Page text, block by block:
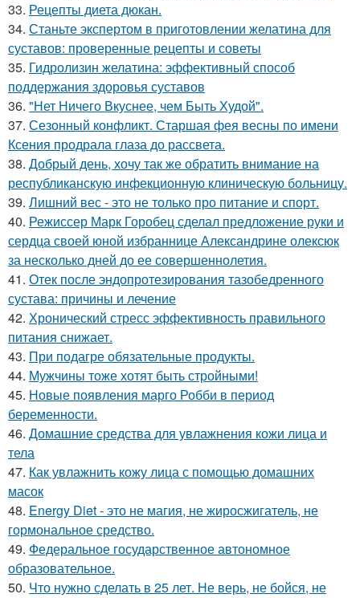
33. Рецепты диета дюкан.
34. Станьте экспертом в приготовлении желатина для
суставов: проверенные рецепты и советы
35. Гидролизин желатина: эффективный способ
поддержания здоровья суставов
36. "Нет Ничего Вкуснее, чем Быть Худой".
37. Сезонный конфликт. Старшая фея весны по имени
Ксения продрала глаза до рассвета.
38. Добрый день, хочу так же обратить внимание на
республиканскую инфекционную клиническую больницу.
39. Лишний вес - это не только про питание и спорт.
40. Режиссер Марк Горобец сделал предложение руки и
сердца своей юной избраннице Александрине олексюк
за несколько дней до ее совершеннолетия.
41. Отек после эндопротезирования тазобедренного
сустава: причины и лечение
42. Хронический стресс эффективность правильного
питания снижает.
43. При подагре обязательные продукты.
44. Мужчины тоже хотят быть стройными!
45. Новые появления марго Робби в период
беременности.
46. Домашние средства для увлажнения кожи лица и
тела
47. Как увлажнить кожу лица с помощью домашних
масок
48. Energy Diet - это не магия, не жиросжигатель, не
гормональное средство.
49. Федеральное государственное автономное
образовательное.
50. Что нужно сделать в 25 лет. Не верь, не бойся, не